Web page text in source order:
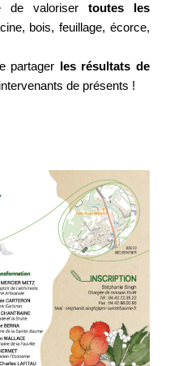
de valoriser toutes les
bois, feuillage, écorce,
partager
les résultats de
de présents !